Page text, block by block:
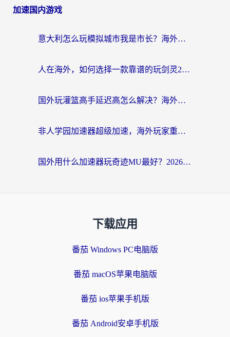
加速国内游戏
意大利怎么玩模拟城市我是市长？海外党国服游戏加速终极攻略（附三国3量子特攻解决办法）
人在海外，如何选择一款靠谱的玩剑灵2加速器？
国外玩灌篮高手延迟高怎么解决？海外玩家国服游戏加速终极指南
非人学园加速器超级加速，海外玩家重返国服的通行证
国外用什么加速器玩奇迹MU最好？2026海外玩家国服游戏加速全攻略
下载应用
番茄 Windows PC电脑版
番茄 macOS苹果电脑版
番茄 ios苹果手机版
番茄 Android安卓手机版